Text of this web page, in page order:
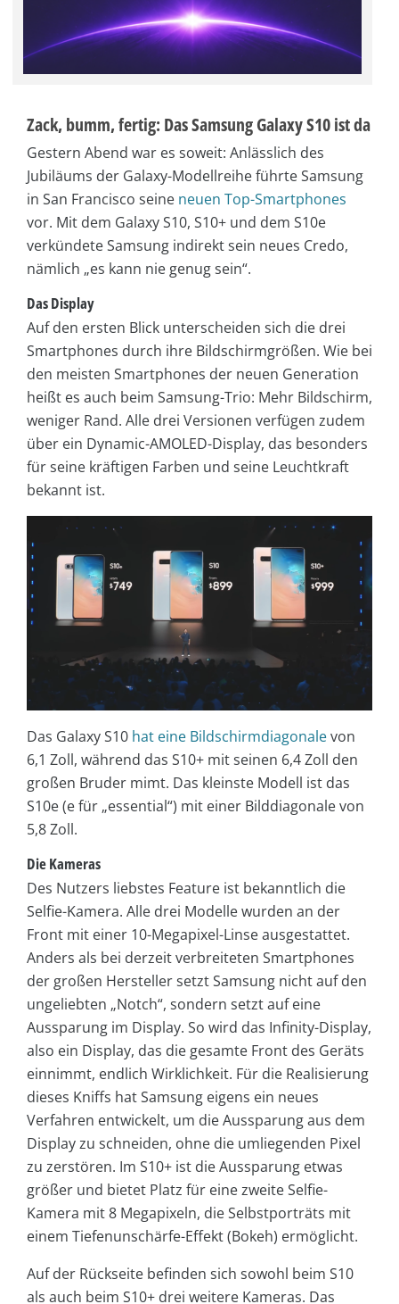
Zack, bumm, fertig: Das Samsung Galaxy S10 ist da
Gestern Abend war es soweit: Anlässlich des
Jubiläums der Galaxy-Modellreihe führte Samsung
in San Francisco seine neuen Top-Smartphones
vor. Mit dem Galaxy S10, S10+ und dem S10e
verkündete Samsung indirekt sein neues Credo,
nämlich „es kann nie genug sein“.
Das Display
Auf den ersten Blick unterscheiden sich die drei
Smartphones durch ihre Bildschirmgrößen. Wie bei
den meisten Smartphones der neuen Generation
heißt es auch beim Samsung-Trio: Mehr Bildschirm,
weniger Rand. Alle drei Versionen verfügen zudem
über ein Dynamic-AMOLED-Display, das besonders
für seine kräftigen Farben und seine Leuchtkraft
bekannt ist.
Das Galaxy S10 hat eine Bildschirmdiagonalevon
6,1 Zoll, während das S10+ mit seinen 6,4 Zoll den
großen Bruder mimt. Das kleinste Modell ist das
S10e (e für „essential“) mit einer Bilddiagonale von
5,8 Zoll.
Die Kameras
Des Nutzers liebstes Feature ist bekanntlich die
Selfie-Kamera. Alle drei Modelle wurden an der
Front mit einer 10-Megapixel-Linse ausgestattet.
Anders als bei derzeit verbreiteten Smartphones
der großen Hersteller setzt Samsung nicht auf den
ungeliebten „Notch“, sondern setzt auf eine
Aussparung im Display. So wird das Infinity-Display,
also ein Display, das die gesamte Front des Geräts
einnimmt, endlich Wirklichkeit. Für die Realisierung
dieses Kniffs hat Samsung eigens ein neues
Verfahren entwickelt, um die Aussparung aus dem
Display zu schneiden, ohne die umliegenden Pixel
zu zerstören. Im S10+ ist die Aussparung etwas
größer und bietet Platz für eine zweite Selfie-
Kamera mit 8 Megapixeln, die Selbstporträts mit
einem Tiefenunschärfe-Effekt (Bokeh) ermöglicht.
Auf der Rückseite befinden sich sowohl beim S10
als auch beim S10+ drei weitere Kameras. Das